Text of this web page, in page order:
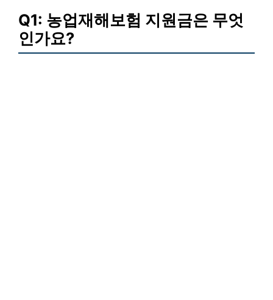
Q1: 농업재해보험 지원금은 무엇
인가요?